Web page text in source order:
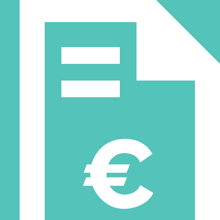
superiores al 60% reducen considerablemente los problemas de
electrostáticos
Medidor de estática manual con cabezal giratorio
iones, y capacidad de medir simultáneamente la electricidad
Los sensores electrostáticos son esenciales en sectores como la
electrónica, la automoción, la impresión y el plástico. Sus
principales beneficios incluyen:
Prevención de defectos:
Detecta y controla la
acumulación de estática para evitar problemas de calidad
en productos sensibles.
La medición simultánea de estática y